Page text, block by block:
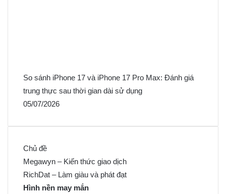
So sánh iPhone 17 và iPhone 17 Pro Max: Đánh giá
trung thực sau thời gian dài sử dụng
05/07/2026
Chủ đề
Megawyn – Kiến thức giao dịch
RichDat – Làm giàu và phát đạt
Hình nền may mắn